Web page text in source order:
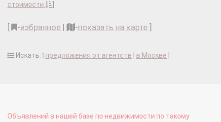
стоимости
-избранное | -показать на карте
Искать: | предложения от агентств в Москве
Объявлений в нашей базе по недвижимости по такому